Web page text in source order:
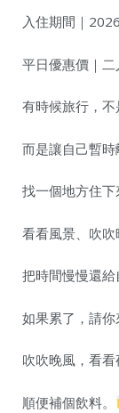
入住期間｜
平日優惠價｜
有時候旅行，不
而是讓自己暫時
找一個地方住下
看看風景、吹吹
把時間慢慢還給
如果累了，請你
吹吹晚風，看看
順便補個飲料。